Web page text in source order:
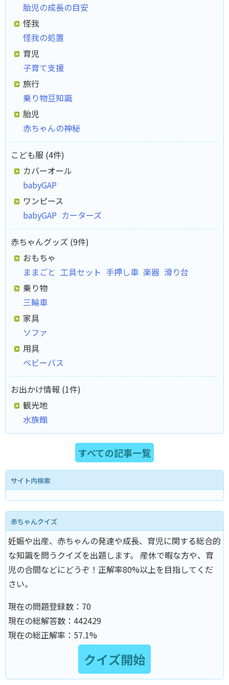
胎児の成長の目安
怪我
怪我の処置
育児
子育て支援
旅行
乗り物豆知識
胎児
赤ちゃんの神秘
こども服 (4件)
カバーオール
babyGAP
ワンピース
babyGAP カーターズ
赤ちゃんグッズ (9件)
おもちゃ
ままごと 工具セット 手押し車 楽器 滑り台
乗り物
三輪車
家具
ソファ
用具
ベビーバス
お出かけ情報 (1件)
観光地
水族館
すべての記事一覧
サイト内検索
赤ちゃんクイズ
妊娠や出産、赤ちゃんの発達や成長、育児に関する総合的
な知識を問うクイズを出題します。 産休で暇な方や、育
児の合間などにどうぞ！正解率80%以上を目指してくだ
さい。
現在の問題登録数： 70
現在の総解答数： 442429
現在の総正解率： 57.1%